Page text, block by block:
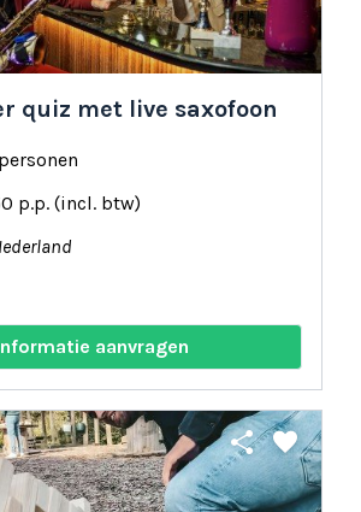
quiz met live saxofoon
p.p. (incl. btw)
aanvragen
share favorite